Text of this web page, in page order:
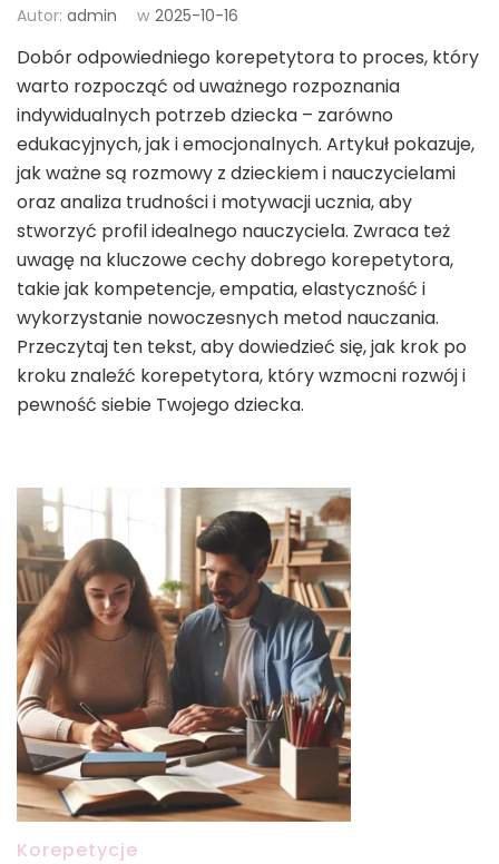
Autor: admin w 2025-10-16
Dobór odpowiedniego korepetytora to proces, który
warto rozpocząć od uważnego rozpoznania
indywidualnych potrzeb dziecka – zarówno
edukacyjnych, jak i emocjonalnych. Artykuł pokazuje,
jak ważne są rozmowy z dzieckiem i nauczycielami
oraz analiza trudności i motywacji ucznia, aby
stworzyć profil idealnego nauczyciela. Zwraca też
uwagę na kluczowe cechy dobrego korepetytora,
takie jak kompetencje, empatia, elastyczność i
wykorzystanie nowoczesnych metod nauczania.
Przeczytaj ten tekst, aby dowiedzieć się, jak krok po
kroku znaleźć korepetytora, który wzmocni rozwój i
pewność siebie Twojego dziecka.
Korepetycje